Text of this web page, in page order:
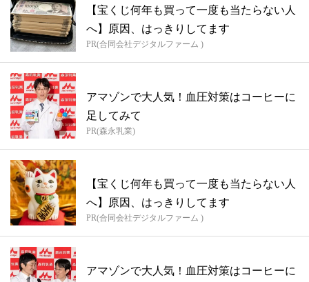
【宝くじ何年も買って一度も当たらない人
へ】原因、はっきりしてます
PR(合同会社デジタルファーム )
アマゾンで大人気！血圧対策はコーヒーに
足してみて
PR(森永乳業)
【宝くじ何年も買って一度も当たらない人
へ】原因、はっきりしてます
PR(合同会社デジタルファーム )
アマゾンで大人気！血圧対策はコーヒーに